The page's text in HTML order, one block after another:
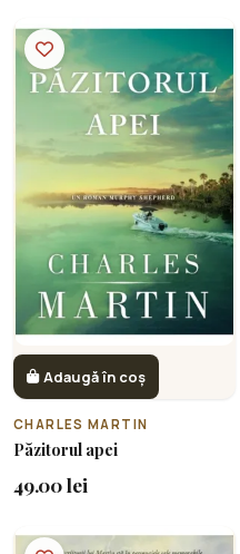
Adaugă în coș
CHARLES MARTIN
Păzitorul apei
49.00 lei